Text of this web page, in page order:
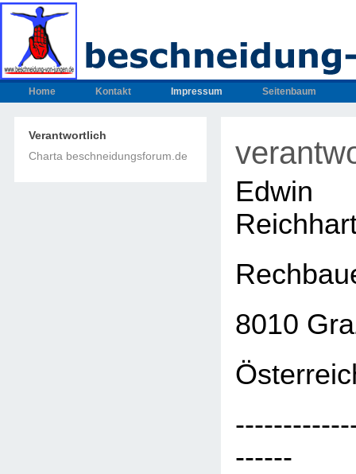
Home Kontakt Impressum Seitenbaum
Verantwortlich
Charta beschneidungsforum.de
8010
------